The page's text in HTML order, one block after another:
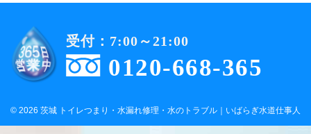
0120-668-365
受付：7:00～21:00
© 2026 茨城 トイレつまり・水漏れ修理・水のトラブル｜いばらぎ水道仕事人